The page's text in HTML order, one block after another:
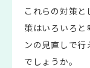
これらの対策
策はいろいろと
ンの見直しで
でしょうか。